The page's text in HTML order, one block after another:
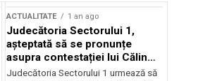
ACTUALITATE 1 an ago
Judecătoria Sectorului 1,
așteptată să se pronunțe
asupra contestației lui Călin
Georgescu privind controlul
Judecătoria Sectorului 1 urmează să